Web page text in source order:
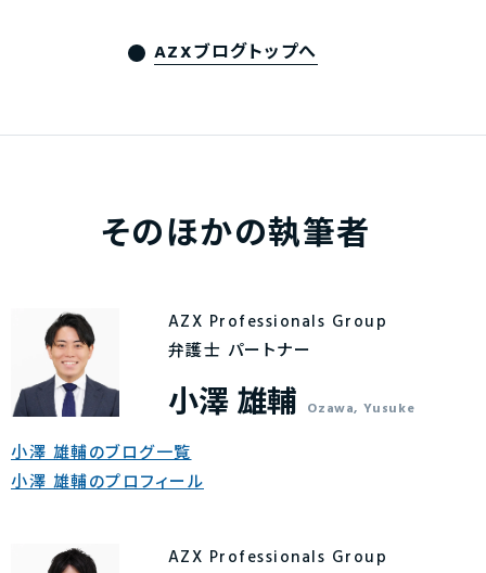
AZXブログトップへ
そのほかの執筆者
AZX Professionals Group
弁護士 パートナー
小澤 雄輔 Ozawa, Yusuke
小澤 雄輔のブログ一覧
小澤 雄輔のプロフィール
AZX Professionals Group